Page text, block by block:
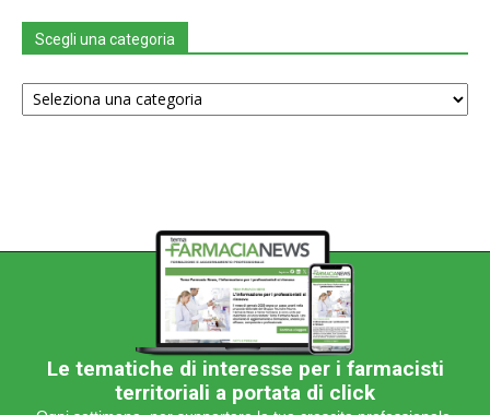
Scegli una categoria
Scegli
una
Le tematiche di interesse per i farmacisti
territoriali a portata di click